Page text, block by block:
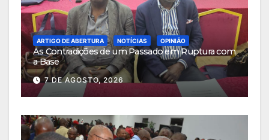
ARTIGO DE ABERTURA NOTÍCIAS OPINIÃO
As Contradições de um Passado em Ruptura com
a Base
7 DE AGOSTO, 2026